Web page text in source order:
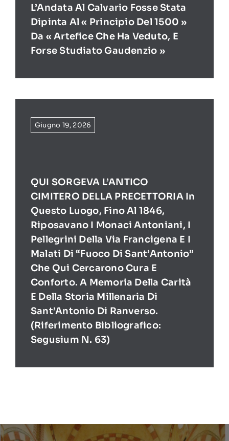
L’Andata Al Calvario Fosse Stata
Dipinta Al « Principio Del 1500 »
Da « Artefice Che Ha Veduto, E
Forse Studiato Gaudenzio »
Giugno 19, 2026
QUI SORGEVA L’ANTICO
CIMITERO DELLA PRECETTORIA In
Questo Luogo, Fino Al 1846,
Riposavano I Monaci Antoniani, I
Pellegrini Della Via Francigena E I
Malati Di “Fuoco Di Sant’Antonio”
Che Qui Cercarono Cura E
Conforto. A Memoria Della Carità
E Della Storia Millenaria Di
Sant’Antonio Di Ranverso.
(Riferimento Bibliografico:
Segusium N. 63)